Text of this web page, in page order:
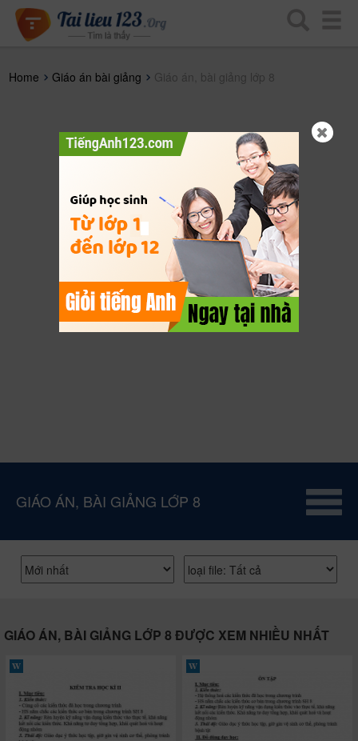
Home Giáo án bài giảng Giáo án, bài giảng lớp 8
GIÁO ÁN, BÀI GIẢNG LỚP 8
GIÁO ÁN, BÀI GIẢNG LỚP 8 ĐƯỢC XEM NHIỀU NHẤT